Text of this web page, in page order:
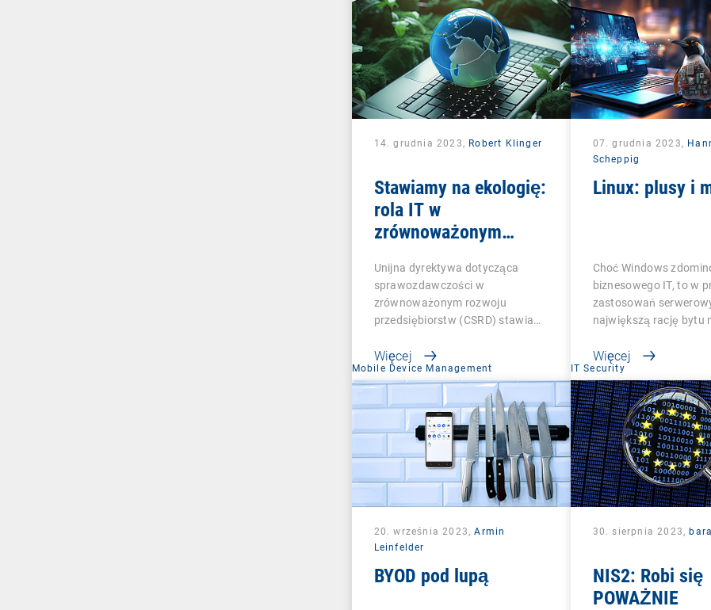
14. grudnia 2023, Robert Klinger
Stawiamy na ekologię:
rola IT w
zrównoważonym
Unijna dyrektywa dotycząca
sprawozdawczości w
zrównoważonym rozwoju
przedsiębiorstw (CSRD) stawia
Więcej
07. grudnia 2023,
Scheppig
Linux: plusy i
Choć Windows
biznesowego IT, to w
zastosowań
największą rację bytu
Więcej
Mobile Device Management
20. września 2023,Armin
Leinfelder
BYOD pod lupą
IT Security
30. sierpnia 2023,
NIS2: Robi się
POWAŻNIE